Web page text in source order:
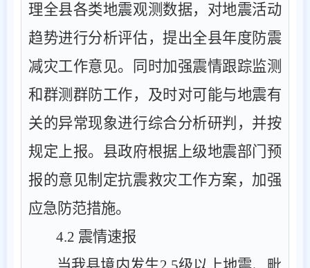
理全县各类地震观测数据，对地震活动
趋势进行分析评估，提出全县年度防震
减灾工作意见。
同时加强震情跟踪监测
和群测群防工作，及时对可能与地震有
关的异常现象进行综合分析研判，并按
规定上报。 县政府根据上级地震部门预
报的意见制定抗震救灾工作方案，加强
应急防范措施。
4.2 震情速报